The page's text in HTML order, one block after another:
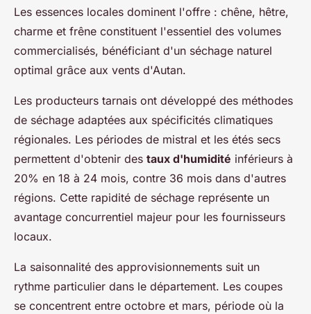
Les essences locales dominent l'offre : chêne, hêtre,
charme et frêne constituent l'essentiel des volumes
commercialisés, bénéficiant d'un séchage naturel
optimal grâce aux vents d'Autan.
Les producteurs tarnais ont développé des méthodes
de séchage adaptées aux spécificités climatiques
régionales. Les périodes de mistral et les étés secs
permettent d'obtenir des taux d'humidité inférieurs à
20% en 18 à 24 mois, contre 36 mois dans d'autres
régions. Cette rapidité de séchage représente un
avantage concurrentiel majeur pour les fournisseurs
locaux.
La saisonnalité des approvisionnements suit un
rythme particulier dans le département. Les coupes
se concentrent entre octobre et mars, période où la